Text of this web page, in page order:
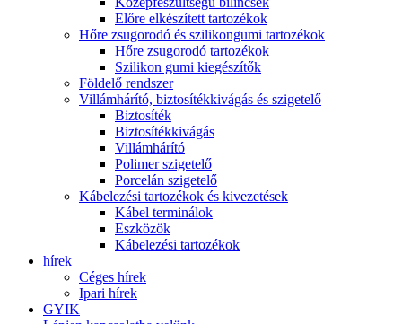
Előre elkészített tartozékok
Hőre zsugorodó és szilikongumi tartozékok
Hőre zsugorodó tartozékok
Szilikon gumi kiegészítők
Földelő rendszer
Villámhárító, biztosítékkivágás és szigetelő
Biztosíték
Biztosítékkivágás
Villámhárító
Polimer szigetelő
Porcelán szigetelő
Kábelezési tartozékok és kivezetések
Kábel terminálok
Eszközök
Kábelezési tartozékok
hírek
Céges hírek
Ipari hírek
GYIK